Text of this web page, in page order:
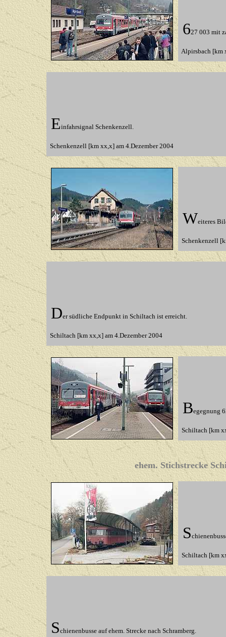
627 003 mit
Alpirsbach [km
Einfahrsignal Schenkenzell.
Schenkenzell [km xx,x] am 4.Dezember 2004
Weiteres
Schenkenzell
Der südliche Endpunkt in Schiltach ist erreicht.
Schiltach [km xx,x] am 4.Dezember 2004
Begegnung
Schiltach [km
ehem. Stichstrecke
S
Schiltach [km
Schienenbusse auf ehem. Strecke nach Schramberg.